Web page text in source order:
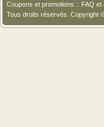
Coupons et promotions :: FAQ et
Tous droits réservés. Copyright